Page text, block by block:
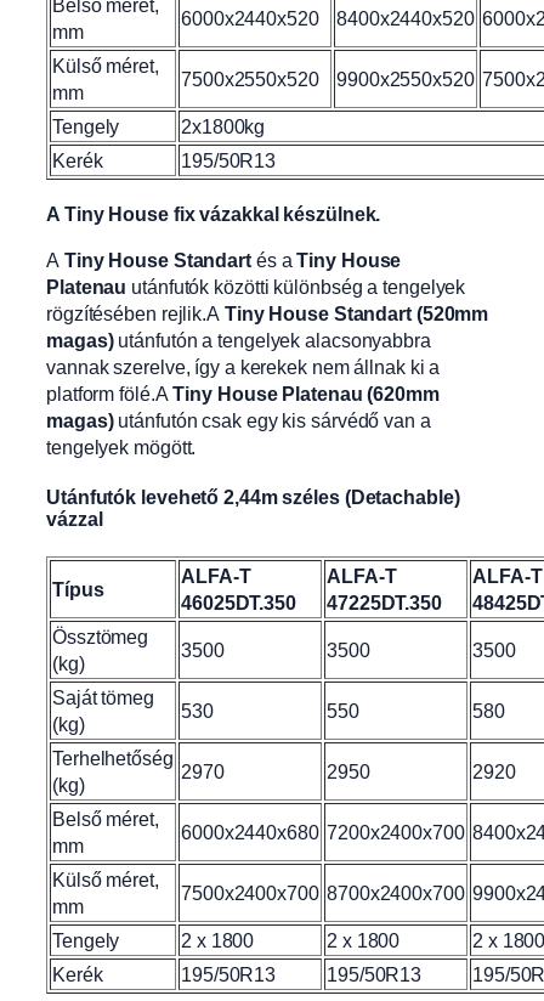
Belső méret,
mm
6000x2440x520 8400x2440x520
Külső méret,
mm
7500x2550x520 9900x2550x520
Tengely
2x1800kg
Kerék
195/50R13
A Tiny House fix vázakkal készülnek.
A Tiny House Standartés aTiny House
Platenau utánfutók közötti különbség a tengelyek
rögzítésében rejlik.A Tiny House Standart (520mm
magas)utánfutón a tengelyek alacsonyabbra
vannak szerelve, így a kerekek nem állnak ki a
platform fölé.ATiny House Platenau (620mm
magas)utánfutón csak egy kis sárvédő van a
tengelyek mögött.
Utánfutók levehető 2,44m széles (Detachable)
vázzal
Típus
ALFA-T
46025DT.350
ALFA-T
47225DT.350
ALFA-T
Össztömeg
(kg)
3500 3500 3500
Saját tömeg
(kg)
530 550 580
Terhelhetőség
(kg)
2970 2950 2920
Belső méret,
mm
6000x2440x680 7200x2400x700
Külső méret,
mm
7500x2400x700 8700x2400x700
Tengely 2 x 1800 2 x 1800
2 x
Kerék
195/50R13 195/50R13 195/